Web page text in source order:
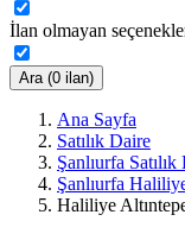
İlan olmayan
Ara (0 ilan)
Ana Sayfa
Satılık Daire
Şanlıurfa
Şanlıurfa
Haliliye